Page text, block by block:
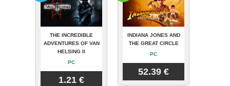
THE INCREDIBLE
ADVENTURES OF VAN
HELSING II
PC
1.21 €
INDIANA JONES AND
THE GREAT CIRCLE
PC
52.39 €